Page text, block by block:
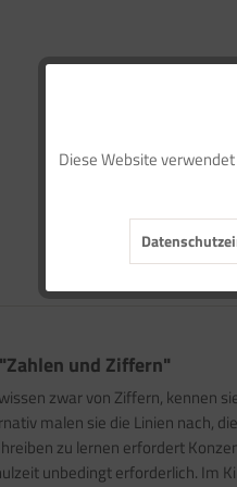
und Ziffern"
zwar von Ziffern, kennen
malen sie die Linien nach,
zu lernen erfordert
unbedingt erforderlich. Im
Diese Website